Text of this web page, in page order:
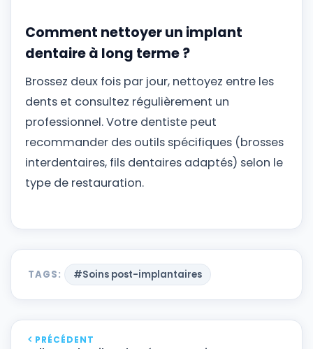
Comment nettoyer un implant
dentaire à long terme ?
Brossez deux fois par jour, nettoyez entre les
dents et consultez régulièrement un
professionnel. Votre dentiste peut
recommander des outils spécifiques (brosses
interdentaires, fils dentaires adaptés) selon le
type de restauration.
TAGS: #Soins post-implantaires
PRÉCÉDENT